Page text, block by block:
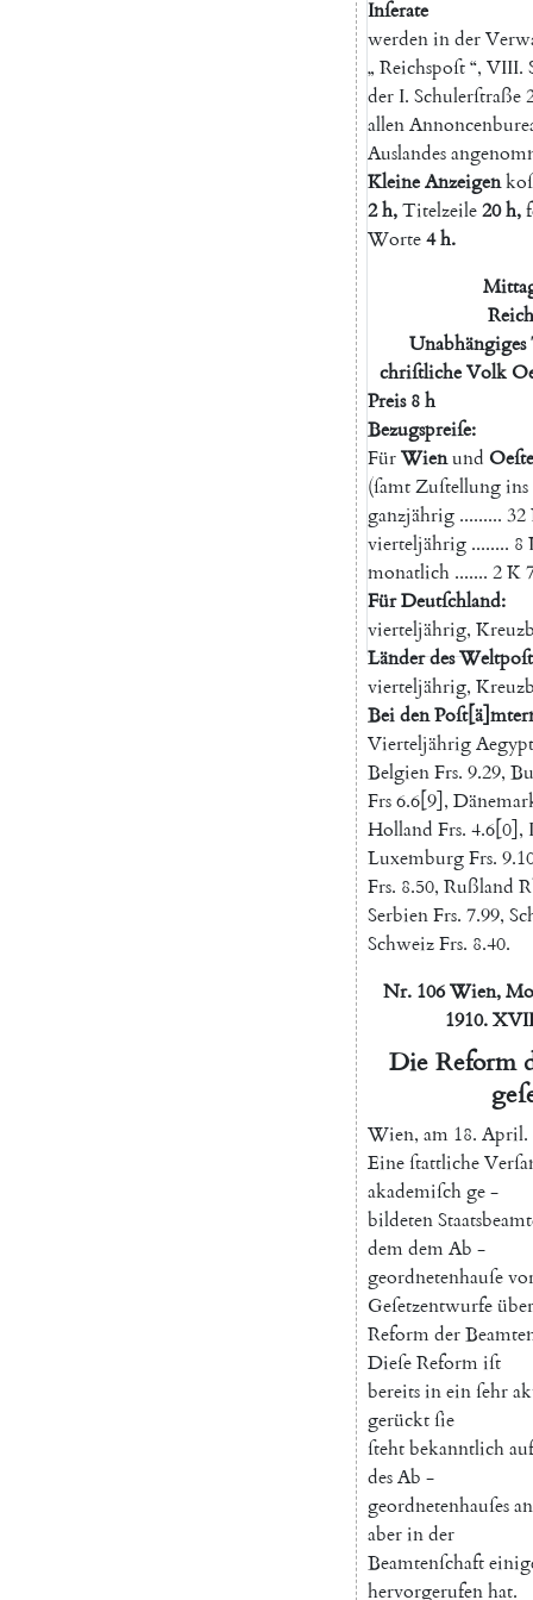
Inſerate
werdeninder
„ Reichspoſt“, VIII.
der I. Schulerſtraße
allen
Auslandes
KleineAnzeigen
2h,Titelzeile20h,
Worte4h.
Unabhängiges
chriſtlicheVolk
Preis 8h
Bezugspreiſe:
FürWienund
(ſamtZuſtellungins
ganzjährig ......... 32
vierteljährig ........ 8
monatlich ....... 2K
FürDeutſchland:
vierteljährig,
Länderdes
vierteljährig,
BeidenPoſt[ ä]
Vierteljährig
BelgienFrs. 9.29,
Frs6.6 9 ,
Holland Frs. 4.6 0 ,
LuxemburgFrs.
Frs. 8.50, Rußland
SerbienFrs. 7.99,
SchweizFrs. 8.40.
Nr. 106 Wien,
1910.XVII
Die Reform
Wien, am 18. April.
Eineſtattliche
akademiſchge-
bildeten
demdemAb -
geordnetenhauſe
Geſetzentwurfeüber
Reformder
DieſeReformiſt
bereitsineinſehr
gerücktſie
ſtehtbekanntlichauf
desAb -
geordnetenhauſesan
aberinder
Beamtenſchaft
hervorgerufenhat.